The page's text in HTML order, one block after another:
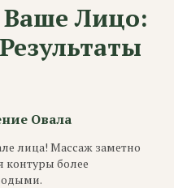
Ваше Лицо:
Овала
лица! Массаж заметно
контуры более